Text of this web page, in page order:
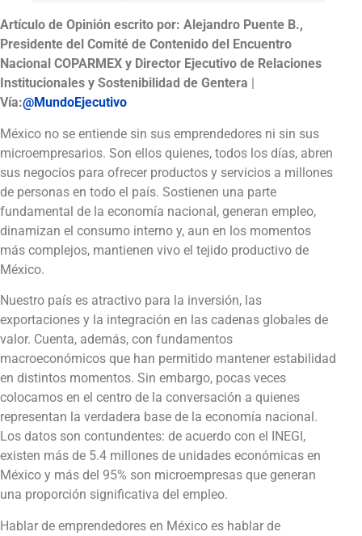
Artículo de Opinión escrito por: Alejandro Puente B.,
Presidente del Comité de Contenido del Encuentro
Nacional COPARMEX y Director Ejecutivo de Relaciones
Institucionales y Sostenibilidad de Gentera
Vía:@MundoEjecutivo
México no se entiende sin sus emprendedores ni sin sus
microempresarios. Son ellos quienes, todos los días, abren
sus negocios para ofrecer productos y servicios a millones
de personas en todo el país. Sostienen una parte
fundamental de la economía nacional, generan empleo,
dinamizan el consumo interno y, aun en los momentos
más complejos, mantienen vivo el tejido productivo de
México.
Nuestro país es atractivo para la inversión, las
exportaciones y la integración en las cadenas globales de
valor. Cuenta, además, con fundamentos
macroeconómicos que han permitido mantener estabilidad
en distintos momentos. Sin embargo, pocas veces
colocamos en el centro de la conversación a quienes
representan la verdadera base de la economía nacional.
Los datos son contundentes: de acuerdo con el INEGI,
existen más de 5.4 millones de unidades económicas en
México y más del 95% son microempresas que generan
una proporción significativa del empleo.
Hablar de emprendedores en México es hablar de